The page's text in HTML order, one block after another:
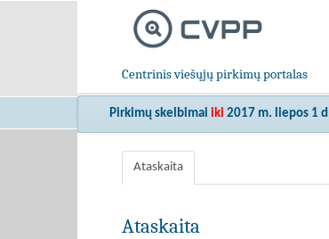
Centrinis viešųjų pirkimų portalas
Pirkimų skelbimai iki 2017 m. liepos 1 d
Ataskaita
Ataskaita